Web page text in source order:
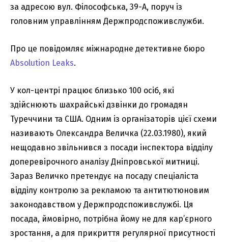
за адресою вул. Філософська, 39-А, поруч із
головним управлінням Держпродспоживслужби.
Про це повідомляє міжнародне детективне бюро
Absolution Leaks.
У кол-центрі працює близько 100 осіб, які
здійснюють шахрайські дзвінки до громадян
Туреччини та США. Одним із організаторів цієї схеми
називають Олександра Величка (22.03.1980), який
нещодавно звільнився з посади інспектора відділу
доперевірочного аналізу Дніпровської митниці.
Зараз Величко претендує на посаду спеціаліста
відділу контролю за рекламою та антитютюновим
законодавством у Держпродспоживслужбі. Ця
посада, ймовірно, потрібна йому не для кар’єрного
зростання, а для прикриття регулярної присутності